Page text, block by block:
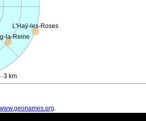
3 km
L'Haÿ-les-Roses
la-Reine
.